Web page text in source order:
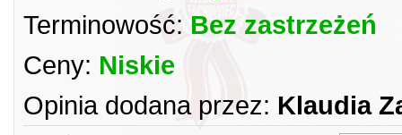
Terminowość: Bez zastrzeżeń
Ceny: Niskie
Opinia dodana przez: Klaudia